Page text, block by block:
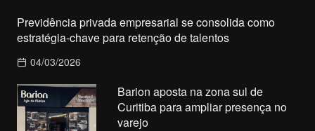
Previdência privada empresarial se consolida como
estratégia-chave para retenção de talentos
04/03/2026
Barion aposta na zona sul de
Curitiba para ampliar presença no
varejo